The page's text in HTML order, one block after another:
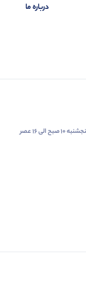
درباره ما